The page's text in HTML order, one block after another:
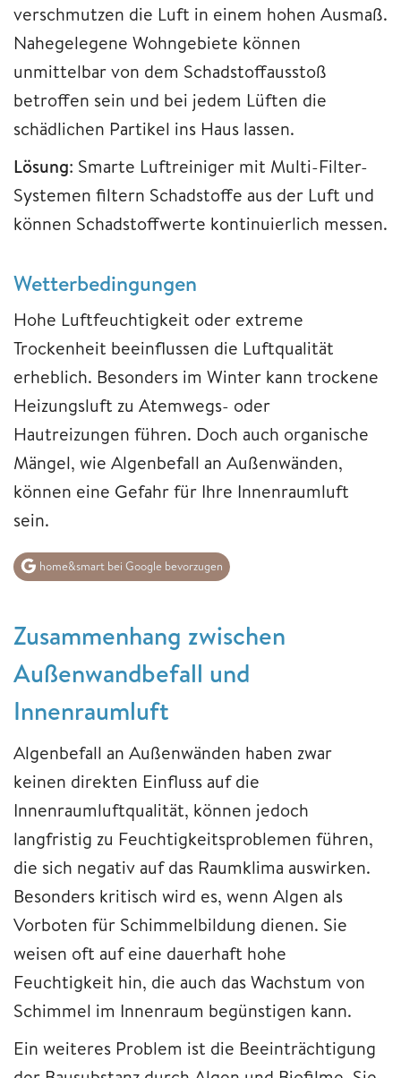
verschmutzen die Luft in einem hohen Ausmaß.
Nahegelegene Wohngebiete können
unmittelbar von dem Schadstoffausstoß
betroffen sein und bei jedem Lüften die
schädlichen Partikel ins Haus lassen.
Lösung: Smarte Luftreiniger mit Multi-Filter-
Systemen filtern Schadstoffe aus der Luft und
können Schadstoffwerte kontinuierlich messen.
Wetterbedingungen
Hohe Luftfeuchtigkeit oder extreme
Trockenheit beeinflussen die Luftqualität
erheblich. Besonders im Winter kann trockene
Heizungsluft zu Atemwegs- oder
Hautreizungen führen. Doch auch organische
Mängel, wie Algenbefall an Außenwänden,
können eine Gefahr für Ihre Innenraumluft
sein.
home&smart bei Google bevorzugen
Zusammenhang zwischen
Außenwandbefall und
Innenraumluft
Algenbefall an Außenwänden haben zwar
keinen direkten Einfluss auf die
Innenraumluftqualität, können jedoch
langfristig zu Feuchtigkeitsproblemen führen,
die sich negativ auf das Raumklima auswirken.
Besonders kritisch wird es, wenn Algen als
Vorboten für Schimmelbildung dienen. Sie
weisen oft auf eine dauerhaft hohe
Feuchtigkeit hin, die auch das Wachstum von
Schimmel im Innenraum begünstigen kann.
Ein weiteres Problem ist die Beeinträchtigung